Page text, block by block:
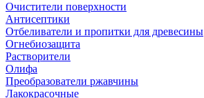
Очистители поверхности
Антисептики
Отбеливатели и пропитки для древесины
Огнебиозащита
Растворители
Олифа
Преобразователи ржавчины
Лакокрасочные